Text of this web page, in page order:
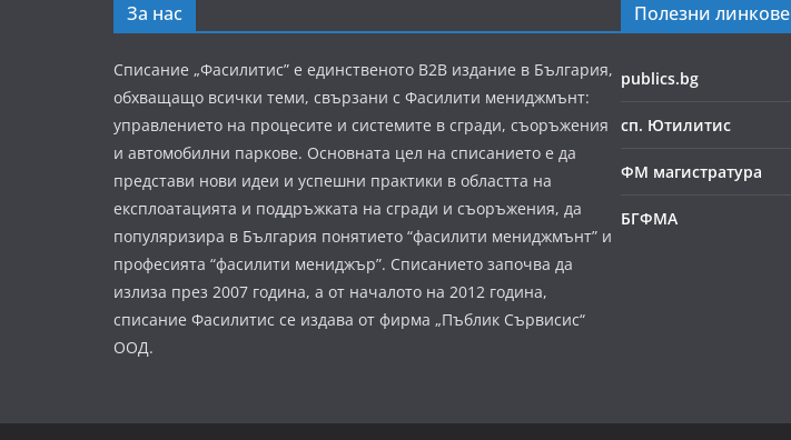
За нас
Списание „Фасилитис” е единственото B2B издание в България,
обхващащо всички теми, свързани с Фасилити мениджмънт:
управлението на процесите и системите в сгради, съоръжения
и автомобилни паркове. Основната цел на списанието е да
представи нови идеи и успешни практики в областта на
експлоатацията и поддръжката на сгради и съоръжения, да
популяризира в България понятието “фасилити мениджмънт” и
професията “фасилити мениджър”. Списанието започва да
излиза през 2007 година, а от началото на 2012 година,
списание Фасилитис се издава от фирма „Пъблик Сървисис“
ООД.
Полезни линкове
publics.bg
сп. Ютилитис
ФМ магистратура
БГФМА